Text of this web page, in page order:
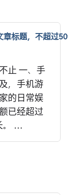
标题，不超过
止 一、手
，手机游
的日常娱
已经超过
。 ...